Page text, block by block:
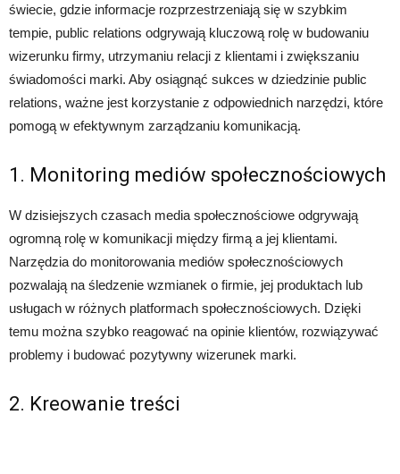
świecie, gdzie informacje rozprzestrzeniają się w szybkim
tempie, public relations odgrywają kluczową rolę w budowaniu
wizerunku firmy, utrzymaniu relacji z klientami i zwiększaniu
świadomości marki. Aby osiągnąć sukces w dziedzinie public
relations, ważne jest korzystanie z odpowiednich narzędzi, które
pomogą w efektywnym zarządzaniu komunikacją.
1. Monitoring mediów społecznościowych
W dzisiejszych czasach media społecznościowe odgrywają
ogromną rolę w komunikacji między firmą a jej klientami.
Narzędzia do monitorowania mediów społecznościowych
pozwalają na śledzenie wzmianek o firmie, jej produktach lub
usługach w różnych platformach społecznościowych. Dzięki
temu można szybko reagować na opinie klientów, rozwiązywać
problemy i budować pozytywny wizerunek marki.
2. Kreowanie treści